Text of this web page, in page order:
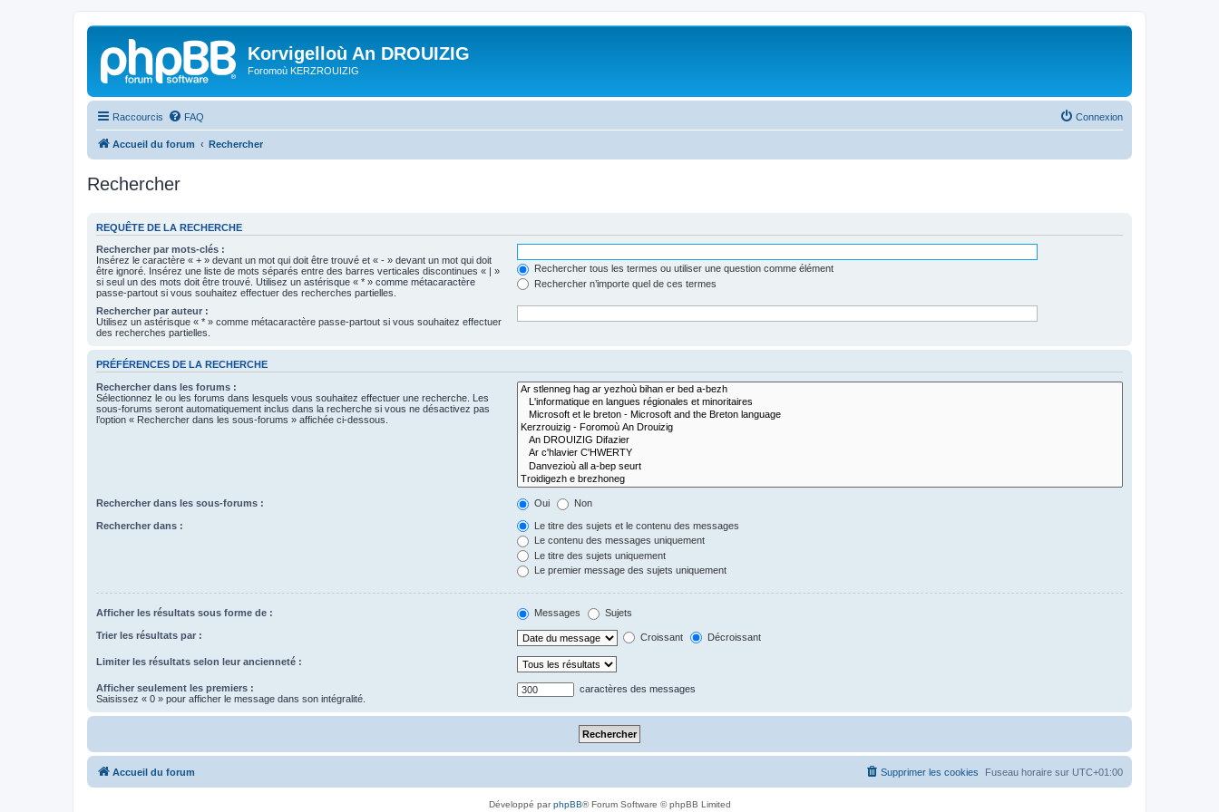
Korvigelloù An DROUIZIG
Foromoù KERZROUIZIG
Raccourcis FAQ Connexion
Accueil du forum Rechercher
Rechercher
REQUÊTE DE LA RECHERCHE
Rechercher par mots-clés :
Insérez le caractère « + » devant un mot qui doit être trouvé et « - » devant un mot qui doit
être ignoré. Insérez une liste de mots séparés entre des barres verticales discontinues « | »
si seul un des mots doit être trouvé. Utilisez un astérisque « * » comme métacaractère
passe-partout si vous souhaitez effectuer des recherches partielles.
Rechercher tous les termes ou utiliser une question comme élément
Rechercher n’importe quel de ces termes
Rechercher par auteur :
Utilisez un astérisque « * » comme métacaractère passe-partout si vous souhaitez effectuer
des recherches partielles.
PRÉFÉRENCES DE LA RECHERCHE
Rechercher dans les forums :
Sélectionnez le ou les forums dans lesquels vous souhaitez effectuer une recherche. Les
sous-forums seront automatiquement inclus dans la recherche si vous ne désactivez pas
l’option « Rechercher dans les sous-forums » affichée ci-dessous.
Rechercher dans les sous-forums : Oui Non
Rechercher dans :
Le titre des sujets et le contenu des messages
Le contenu des messages uniquement
Le titre des sujets uniquement
Le premier message des sujets uniquement
Afficher les résultats sous forme de : Messages Sujets
Trier les résultats par : Croissant Décroissant
Limiter les résultats selon leur ancienneté :
Afficher seulement les premiers :
Saisissez « 0 » pour afficher le message dans son intégralité.
caractères des messages
Accueil du forum Fuseau horaire sur UTC+01:00
Supprimer les cookies
Développé parphpBB® Forum Software © phpBB Limited